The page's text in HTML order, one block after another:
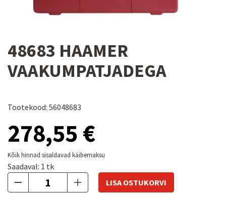
48683 HAAMER
VAAKUMPATJADEGA
Tootekood: 56048683
278,55 €
Kõik hinnad sisaldavad käibemaksu
Saadaval: 1 tk
LISA OSTUKORVI